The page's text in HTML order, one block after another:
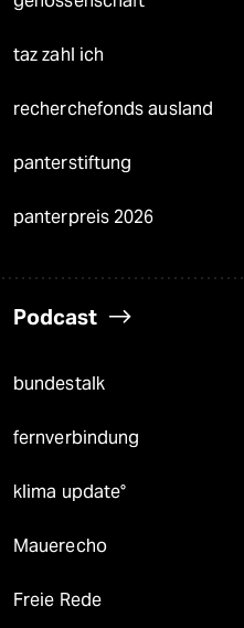
taz zahl ich
recherchefonds ausland
panterstiftung
panterpreis 2026
Podcast
bundestalk
fernverbindung
klima update°
Mauerecho
Freie Rede